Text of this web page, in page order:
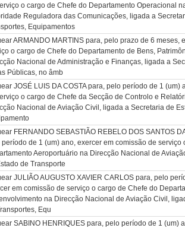
o cargo de Chefe do Departamento Operacional
Reguladora das Comunicações, ligada a
Equipamentos
ARMANDO MARTINS para, pelo prazo de 6 meses,
o cargo de Chefe do Departamento de Bens,
Nacional de Administração e Finanças, ligada a
Públicas, no âmb
JOSÉ LUIS DA COSTA para, pelo período de 1 (um)
o cargo de Chefe da Secção de Controlo e
Nacional de Aviação Civil, ligada a Secretaria de
FERNANDO SEBASTIÃO REBELO DOS SANTOS
período de 1 (um) ano, exercer em comissão de serviço
Aeroportuário na Direcção Nacional de
de Transporte
JULIÃO AUGUSTO XAVIER CARLOS para, pelo
em comissão de serviço o cargo de Chefe do
na Direcção Nacional de Aviação Civil,
Equ
SABINO HENRIQUES para, pelo período de 1 (um)